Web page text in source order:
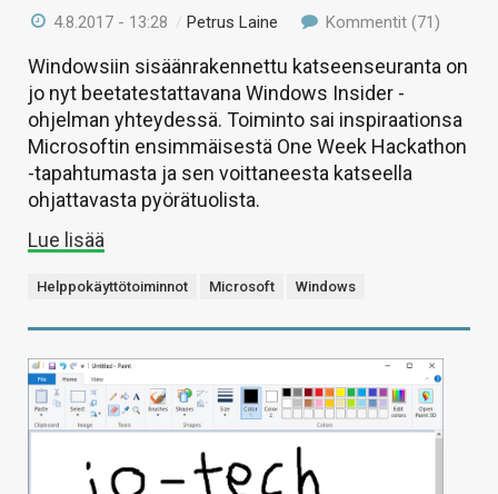
4.8.2017 - 13:28 /Petrus Laine Kommentit (71)
Windowsiin sisäänrakennettu katseenseuranta on
jo nyt beetatestattavana Windows Insider -
ohjelman yhteydessä. Toiminto sai inspiraationsa
Microsoftin ensimmäisestä One Week Hackathon
-tapahtumasta ja sen voittaneesta katseella
ohjattavasta pyörätuolista.
Lue lisää
Helppokäyttötoiminnot Microsoft Windows